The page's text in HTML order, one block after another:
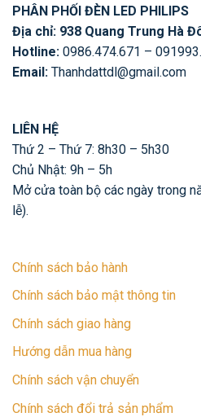
PHÂN PHỐI ĐÈN LED PHILIPS
Địa chỉ: 938 Quang Trung Hà
Hotline: 0986.474.671 –
Email: Thanhdattdl@gmail.com
LIÊN HỆ
Thứ 2 – Thứ 7: 8h30 – 5h30
Chủ Nhật: 9h – 5h
Mở cửa toàn bộ các ngày trong
lễ).
Chính sách bảo hành
Chính sách bảo mật thông tin
Chính sách giao hàng
Hướng dẫn mua hàng
Chính sách vận chuyển
Chính sách đổi trả sản phẩm